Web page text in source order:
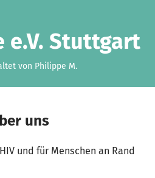
e.V. Stuttgart
von Philippe M.
uns
und für Menschen an Rand